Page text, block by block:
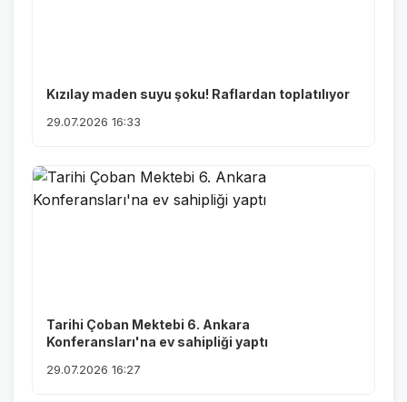
Kızılay maden suyu şoku! Raflardan toplatılıyor
29.07.2026 16:33
Tarihi Çoban Mektebi 6. Ankara
Konferansları'na ev sahipliği yaptı
29.07.2026 16:27